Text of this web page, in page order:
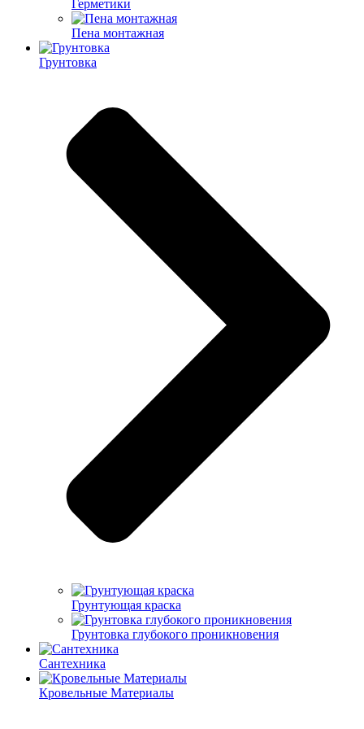
Герметики
Пена монтажная
Грунтовка
Грунтующая краска
Грунтовка глубокого проникновения
Сантехника
Кровельные Материалы